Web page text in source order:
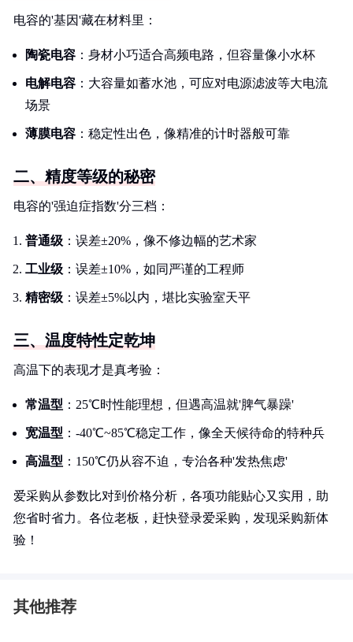
电容的'基因'藏在材料里：
陶瓷电容 ：身材小巧适合高频电路，但容量像小水杯
电解电容 ：大容量如蓄水池，可应对电源滤波等大电流
场景
薄膜电容 ：稳定性出色，像精准的计时器般可靠
二、精度等级的秘密
电容的'强迫症指数'分三档：
普通级 ：误差±20%，像不修边幅的艺术家
工业级 ：误差±10%，如同严谨的工程师
精密级 ：误差±5%以内，堪比实验室天平
三、温度特性定乾坤
高温下的表现才是真考验：
常温型 ：25℃时性能理想，但遇高温就'脾气暴躁'
宽温型 ：-40℃~85℃稳定工作，像全天候待命的特种兵
高温型 ：150℃仍从容不迫，专治各种'发热焦虑'
爱采购从参数比对到价格分析，各项功能贴心又实用，助
您省时省力。各位老板，赶快登录爱采购，发现采购新体
验！
其他推荐